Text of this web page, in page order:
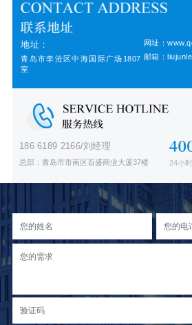
地址：
青岛市李沧区中海国际广场1807
室
网址：
邮箱：
186 6189 2166/刘经理
总部：青岛市市南区百盛商业大厦37楼 24小